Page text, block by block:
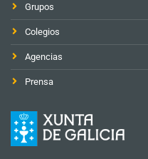
Grupos
Colegios
Agencias
Prensa